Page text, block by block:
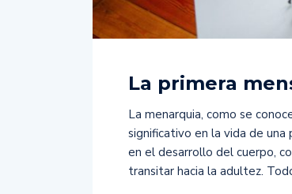
La primera
La menarquia, como se
significativo en la vida de
en el desarrollo del cuerpo,
transitar hacia la adultez.